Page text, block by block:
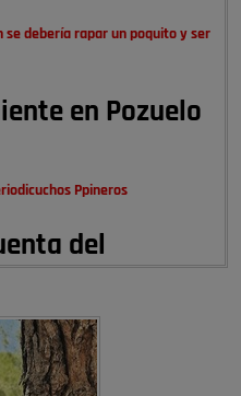
se debería rapar un poquito y ser
en Pozuelo
Ppineros
del
en Pozuelo , pero yo si desde